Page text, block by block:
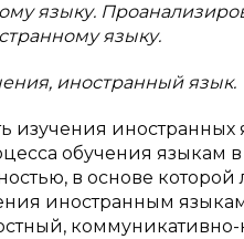
языку.
языку.
иностранный язык.
иностранных
обучения
в основе
иностранным